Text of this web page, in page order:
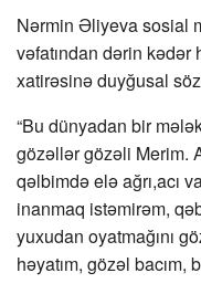
Nərmin Əliyeva sosial
vəfatından dərin
xatirəsinə duyğusal
“Bu dünyadan bir
gözəllər gözəli Merim.
qəlbimdə elə ağrı,acı
inanmaq istəmirəm,
yuxudan oyatmağını
həyatım, gözəl